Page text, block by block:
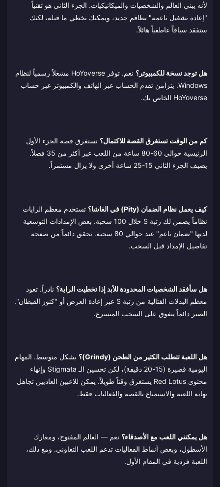
لأنه يبني العالم والشخصيات والميكانيكيات. الجزء الثاني هو تقنياً
"إعادة تشغيل ناعمة" بطاقم جديد، ويمكنك تخطي ما قبله، لكنك
ستفقد سياقاً عاطفياً هائلاً.
هل توجد نسخة للكمبيوتر؟
نعم. توفر HoYoverse مشغلاً رسمياً لنظام
Windows. يتزامن تقدم الحساب عبر الهاتف والكمبيوتر عبر حساب
HoYoverse الخاص بك.
كم من الوقت تستغرق القصة للاكتمال؟ تستغرق قصة الجزء الأول
الرئيسية حوالي 60-80 ساعة من اللعب عبر أكثر من 35 فصلاً.
يضيف الجزء الثاني 15-25 ساعة أخرى ولا يزال مستمراً.
كيف يعمل نظام الضمان (Pity) في الغاشا؟
تستخدم معظم الرايات
نظاماً يضمن لك رتبة S خلال 100 سحبة. بعض الإمدادات التوسعية
لديها "ضمان ناعم" عند حوالي 80 سحبة. تحقق دائماً من صفحة
تفاصيل الإمداد قبل السحب.
هل سأفقد الشخصيات المحدودة للأبد إذا تخطيت الراية؟ نادراً. تعود
معظم البدلات القتالية من رتبة S عبر إعادة العرض أو "كنوز القبطان".
الصبر دائماً يتفوق على السحب المتسرع.
هل اللعبة تتطلب الكثير من الطحن (Grindy)؟
بشكل متوسط. المهام
اليومية قصيرة (15-20 دقيقة)، لكن تحسين الـ Stigmata وإنهاء
محتوى Red Lotus يستغرق وقتاً طويلاً. يمكن للاعبين العاديين تجاهل
نهاية اللعبة والاستمتاع بالقصة والفعاليات فقط.
هل يمكنني اللعب مع الأصدقاء؟ نعم — العالم المفتوح، ومعارك
الأسطول، وبعض أنماط الفعاليات تدعم اللعب التعاوني. ومع ذلك،
اللعبة فردية في المقام الأول.